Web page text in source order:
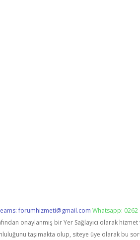
forumhizmeti@gmail.com Whatsapp: 0262
onaylanmış bir Yer Sağlayıcı olarak
taşımakta olup, siteye üye olarak bu